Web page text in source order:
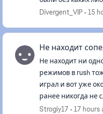
месяц начала
Divergent_VIP 15
Не находит
Не находит ни
режимов в rush
играл и вот уже
ранее никогда не
Strogiy17
17 hours